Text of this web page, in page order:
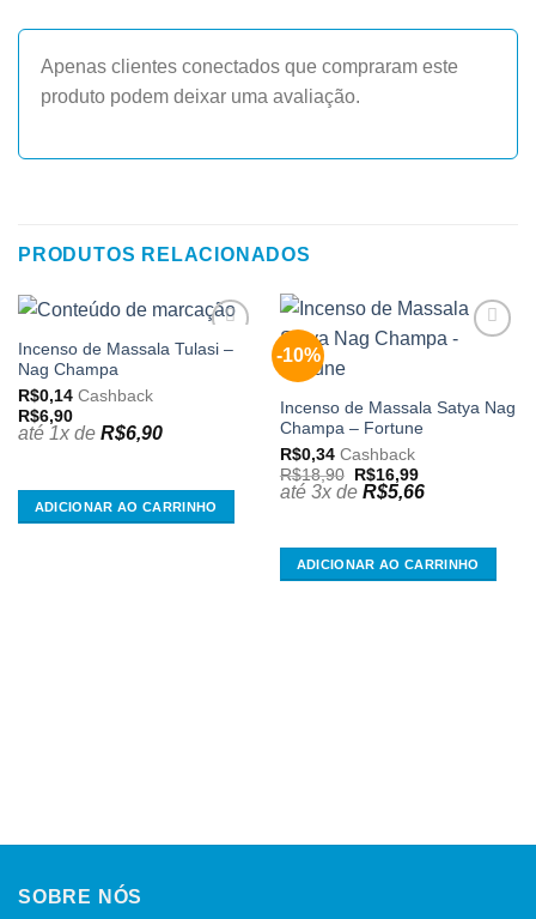
Apenas clientes conectados que compraram este
produto podem deixar uma avaliação.
PRODUTOS RELACIONADOS
Adicionar
Incenso de Massala Tulasi –
Nag Champa
R$0,14Cashback
R$6,90
até 1x de R$6,90
ADICIONAR AO CARRINHO
-10%
desejos
Incenso de Massala Satya Nag
Champa – Fortune
R$0,34Cashback
R$18,90
O
preço
original
R$16,99O
preço
até 3x de R$5,66
ADICIONAR AO CARRINHO
SOBRE NÓS